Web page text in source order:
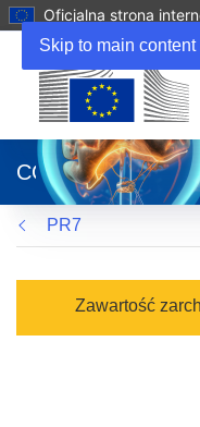
Skip to main content
Oficjalna strona
otworzy
się
w
nowym
oknie)
CORDIS
PR7
Zawartość